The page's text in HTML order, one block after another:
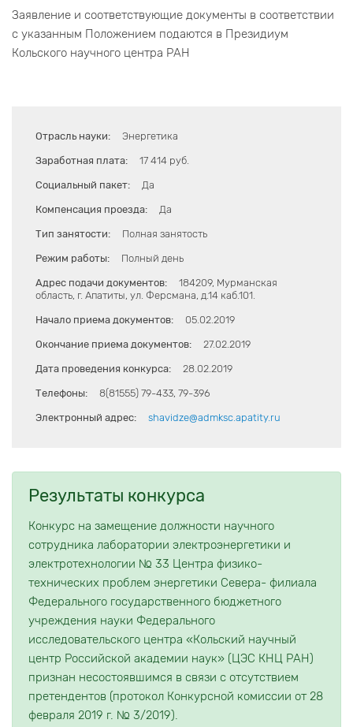
Заявление и соответствующие документы в соответствии
с указанным Положением подаются в Президиум
Кольского научного центра РАН
Отрасль науки: Энергетика
Заработная плата: 17 414 руб.
Социальный пакет: Да
Компенсация проезда: Да
Тип занятости: Полная занятость
Режим работы: Полный день
Адрес подачи документов:
184209, Мурманская
область, г. Апатиты, ул. Ферсмана, д.14 каб.101.
Начало приема документов: 05.02.2019
Окончание приема документов: 27.02.2019
Дата проведения конкурса: 28.02.2019
Телефоны: 8(81555) 79-433, 79-396
Электронный адрес: shavidze@admksc.apatity.ru
Результаты конкурса
Конкурс на замещение должности научного
сотрудника лаборатории электроэнергетики и
электротехнологии № 33 Центра физико-
технических проблем энергетики Севера- филиала
Федерального государственного бюджетного
учреждения науки Федерального
исследовательского центра «Кольский научный
центр Российской академии наук» (ЦЭС КНЦ РАН)
признан несостоявшимся в связи с отсутствием
претендентов (протокол Конкурсной комиссии от 28
февраля 2019 г. № 3/2019).